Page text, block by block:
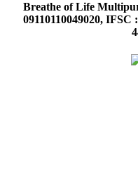
Breathe of Life
09110110049020,